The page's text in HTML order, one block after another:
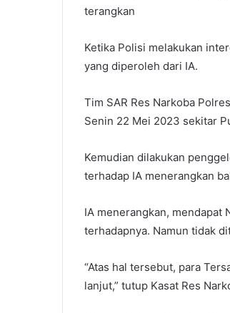
terangkan
Ketika Polisi melakukan
yang diperoleh dari IA.
Tim SAR Res Narkoba
Senin 22 Mei 2023 sekitar
Kemudian dilakukan
terhadap IA menerangkan
IA menerangkan, mendapat
terhadapnya. Namun tidak
“Atas hal tersebut, para
lanjut,” tutup Kasat Res